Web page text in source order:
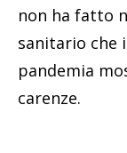
non ha fatto
sanitario che
pandemia
carenze.